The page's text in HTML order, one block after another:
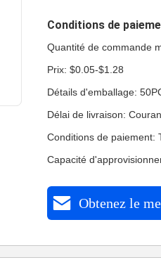
Conditions de
Quantité de commande
Prix: $0.05-$1.28
Détails d'emballage:
Délai de livraison:
Conditions de paiement:
Capacité
Obtenez le